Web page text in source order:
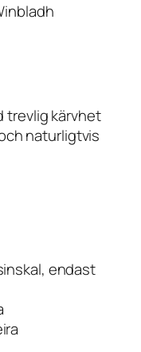
trevlig kärvhet
naturligtvis
endast